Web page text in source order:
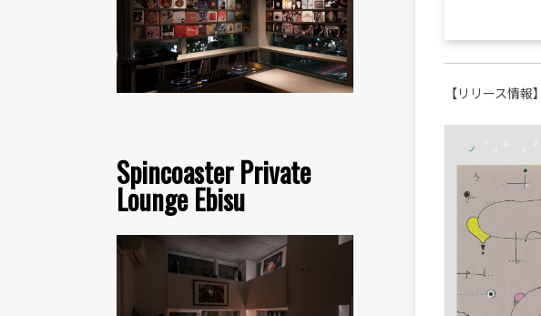
Spincoaster Private
Lounge Ebisu
【リリース情報】